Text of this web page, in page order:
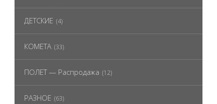
ДЕТСКИЕ (4)
КОМЕТА (33)
ПОЛЕТ — Распродажа (12)
РАЗНОЕ (63)